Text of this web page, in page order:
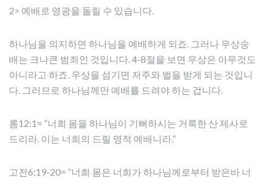
2> 예배로 영광을 돌릴 수 있습니다.
하나님을 의지하면 하나님을 예배하게 되죠. 그러나 우상숭
배는 크나큰 범죄인 것입니다. 4-8절을 보면 우상은 아무것도
아니라고 하죠. 우상을 섬기면 저주와 벌을 받게 되는 것입니
다. 그러므로 하나님께만 예배를 드려야 하는 겁니다.
롬12:1= “너희 몸을 하나님이 기뻐하시는 거룩한 산 제사로
드리라. 이는 너희의 드릴 영적 예배니라.”
고전6:19-20= “너희 몸은 너희가 하나님께로부터 받은바 너